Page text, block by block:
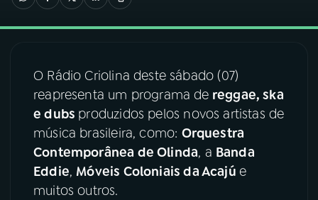
03PROGRAMAÇÃO
04PROGRAMAS
05 PODCASTS
06VIDEOCASTS
O Rádio Criolina deste sábado (07)
reapresenta um programa de reggae, ska
e dubs produzidos pelos novos artistas de
música brasileira, como: Orquestra
Contemporânea de Olinda, a Banda
Eddie, Móveis Coloniais da Acajú e
muitos outros.